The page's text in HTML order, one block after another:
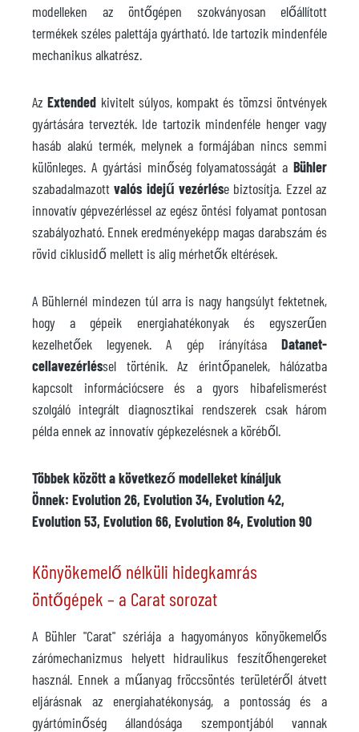
modelleken az öntőgépen szokványosan előállított
termékek széles palettája gyártható. Ide tartozik mindenféle
mechanikus alkatrész.
AzExtended kivitelt súlyos, kompakt és tömzsi öntvények
gyártására tervezték. Ide tartozik mindenféle henger vagy
hasáb alakú termék, melynek a formájában nincs semmi
különleges. A gyártási minőség folyamatosságát a Bühler
szabadalmazottvalós idejű vezérlése biztosítja. Ezzel az
innovatív gépvezérléssel az egész öntési folyamat pontosan
szabályozható. Ennek eredményeképp magas darabszám és
rövid ciklusidő mellett is alig mérhetők eltérések.
A Bühlernél mindezen túl arra is nagy hangsúlyt fektetnek,
hogy a gépeik energiahatékonyak és egyszerűen
kezelhetőek legyenek. A gép irányítása Datanet-
cellavezérléssel történik. Az érintőpanelek, hálózatba
kapcsolt információcsere és a gyors hibafelismerést
szolgáló integrált diagnosztikai rendszerek csak három
példa ennek az innovatív gépkezelésnek a köréből.
Többek között a következő modelleket kínáljuk
Önnek: Evolution 26, Evolution 34, Evolution 42,
Evolution 53, Evolution 66, Evolution 84, Evolution 90
Könyökemelő nélküli hidegkamrás
öntőgépek – a Carat sorozat
A Bühler "Carat" szériája a hagyományos könyökemelős
zárómechanizmus helyett hidraulikus feszítőhengereket
használ. Ennek a műanyag fröccsöntés területéről átvett
eljárásnak az energiahatékonyság, a pontosság és a
gyártóminőség állandósága szempontjából vannak